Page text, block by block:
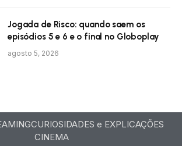
Jogada de Risco: quando saem os
episódios 5 e 6 e o final no Globoplay
agosto 5, 2026
CURIOSIDADES e EXPLICAÇÕES
CINEMA